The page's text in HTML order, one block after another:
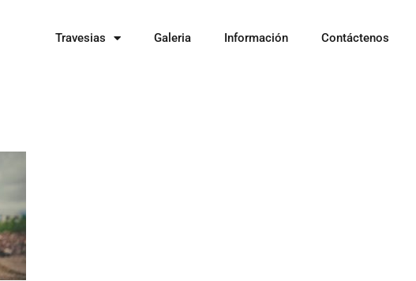
Travesias Galeria Información Contáctenos